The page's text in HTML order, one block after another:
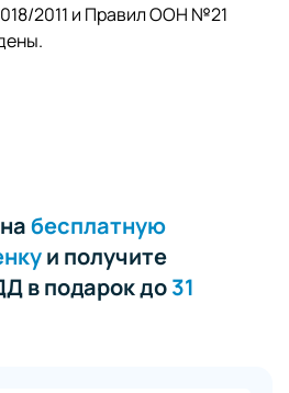
2011 и Правил ООН №21
бесплатную
и получите
в подарок до31